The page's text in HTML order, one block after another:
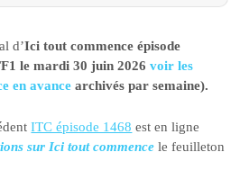
d’Ici tout commence épisode
le mardi 30 juin 2026voir les
en avancearchivés par semaine).
ITC épisode 1468 est en ligne
sur Ici tout commence le feuilleton